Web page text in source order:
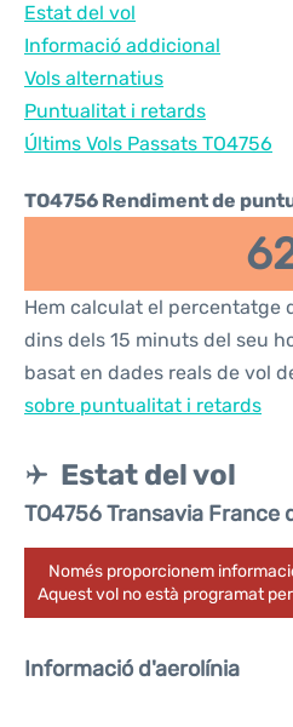
Estat del vol
Informació addicional
Vols alternatius
Puntualitat i retards
Últims Vols Passats TO4756
TO4756 Rendiment de
Hem calculat el percentatge
dins dels 15 minuts del seu
basat en dades reals de vol
sobre puntualitat i retards
Estat del vol
TO4756 Transavia France
Només proporcionem
Aquest vol no està programat
Informació d'aerolínia